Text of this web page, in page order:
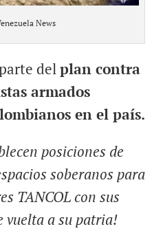
News
delplan contra
armados
en el país.
posiciones de
soberanos para
TANCOL con sus
vuelta a su patria!